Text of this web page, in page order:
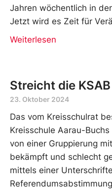
Jahren wöchentlich in
Jetzt wird es Zeit für
Weiterlesen
Streicht die
23. Oktober 2024
Das vom Kreisschulrat
Kreisschule Aarau-
von einer Gruppierung
bekämpft und schlecht
mittels einer
Referendumsabstimmung